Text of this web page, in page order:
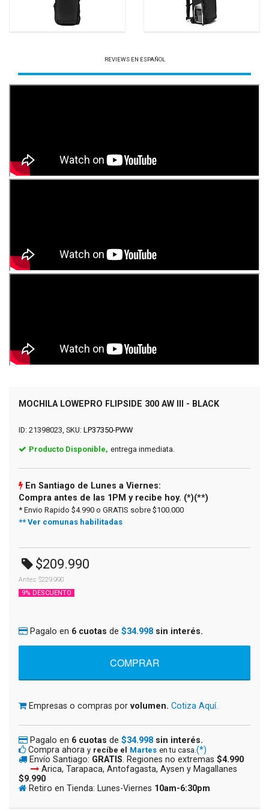
REVIEWS EN ESPAÑOL
MOCHILA LOWEPRO FLIPSIDE 300 AW III - BLACK
ID: 21398023, SKU: LP37350-PWW
Producto Disponible, entrega inmediata.
En Santiago de Lunes a Viernes:
Compra antes de las 1PM y recibe hoy. (*)(**)
* Envio Rapido $4.990 o GRATIS sobre $100.000
** Ver comunas habilitadas
$209.990
Antes: $229.990
9% DESCUENTO
Pagalo en 6 cuotas de $34.998 sin interés.
Empresas o compras por volumen. Cotiza Aquí.
Pagalo en 6 cuotas de $34.998 sin interés.
Compra ahora y recíbe el Martes en tu casa.(*)
Envío Santiago: GRATIS. Regiones no extremas $4.990
Arica, Tarapaca, Antofagasta, Aysen y Magallanes
$9.990
Retiro en Tienda: Lunes-Viernes 10am-6:30pm